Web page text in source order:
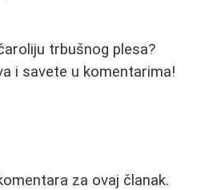
trbušnog plesa?
i savete u komentarima!
za ovaj članak.